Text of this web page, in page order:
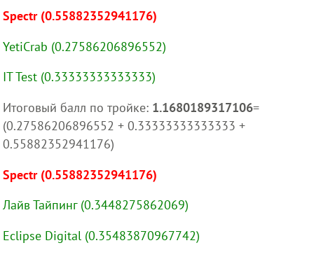
Spectr (0.55882352941176)
YetiCrab (0.27586206896552)
IT Test (0.33333333333333)
Итоговый балл по тройке: 1.1680189317106=
(0.27586206896552 + 0.33333333333333 +
0.55882352941176)
Spectr (0.55882352941176)
Лайв Тайпинг (0.3448275862069)
Eclipse Digital (0.35483870967742)